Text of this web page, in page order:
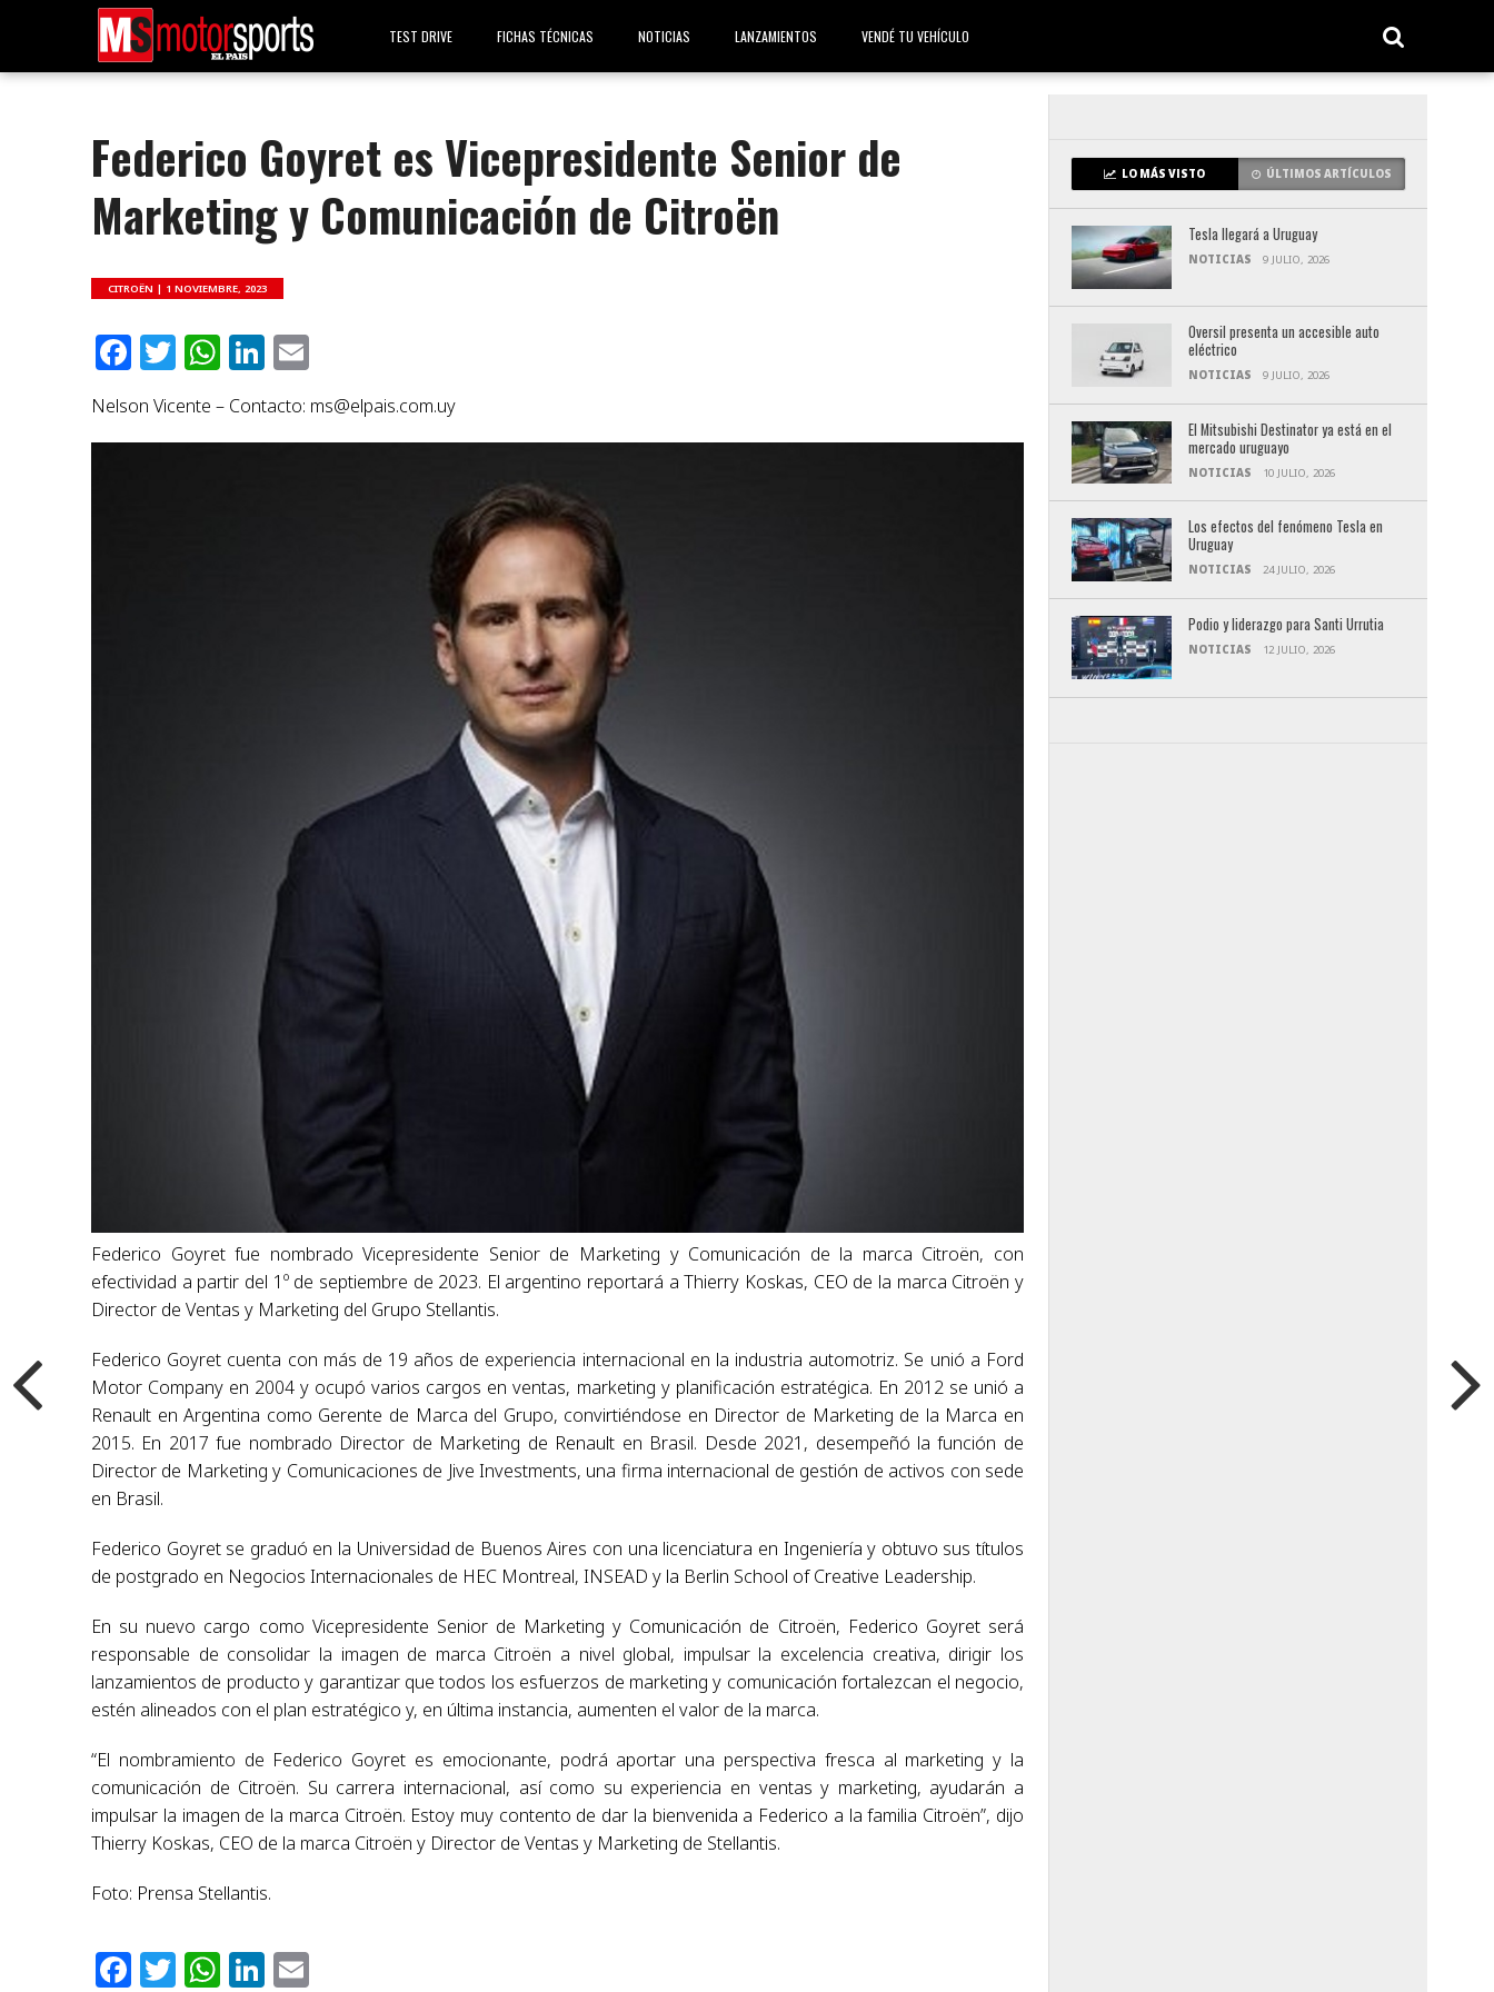
TEST DRIVE FICHAS TÉCNICAS NOTICIAS LANZAMIENTOS VENDÉ TU VEHÍCULO
Federico Goyret es Vicepresidente Senior de
Marketing y Comunicación de Citroën
CITROËN | 1 NOVIEMBRE, 2023
Facebook
Twitter
WhatsApp
LinkedIn
Nelson Vicente – Contacto: ms@elpais.com.uy
Federico Goyret fue nombrado Vicepresidente Senior de Marketing y Comunicación de la marca Citroën, con
efectividad a partir del 1º de septiembre de 2023. El argentino reportará a Thierry Koskas, CEO de la marca Citroën y
Director de Ventas y Marketing del Grupo Stellantis.
Federico Goyret cuenta con más de 19 años de experiencia internacional en la industria automotriz. Se unió a Ford
Motor Company en 2004 y ocupó varios cargos en ventas, marketing y planificación estratégica. En 2012 se unió a
Renault en Argentina como Gerente de Marca del Grupo, convirtiéndose en Director de Marketing de la Marca en
2015. En 2017 fue nombrado Director de Marketing de Renault en Brasil. Desde 2021, desempeñó la función de
Director de Marketing y Comunicaciones de Jive Investments, una firma internacional de gestión de activos con sede
en Brasil.
Federico Goyret se graduó en la Universidad de Buenos Aires con una licenciatura en Ingeniería y obtuvo sus títulos
de postgrado en Negocios Internacionales de HEC Montreal, INSEAD y la Berlin School of Creative Leadership.
En su nuevo cargo como Vicepresidente Senior de Marketing y Comunicación de Citroën, Federico Goyret será
responsable de consolidar la imagen de marca Citroën a nivel global, impulsar la excelencia creativa, dirigir los
lanzamientos de producto y garantizar que todos los esfuerzos de marketing y comunicación fortalezcan el negocio,
estén alineados con el plan estratégico y, en última instancia, aumenten el valor de la marca.
“El nombramiento de Federico Goyret es emocionante, podrá aportar una perspectiva fresca al marketing y la
comunicación de Citroën. Su carrera internacional, así como su experiencia en ventas y marketing, ayudarán a
impulsar la imagen de la marca Citroën. Estoy muy contento de dar la bienvenida a Federico a la familia Citroën”, dijo
Thierry Koskas, CEO de la marca Citroën y Director de Ventas y Marketing de Stellantis.
Foto: Prensa Stellantis.
Facebook
Twitter
WhatsApp
LinkedIn
LO MÁS VISTO ÚLTIMOS ARTÍCULOS
Tesla llegará a Uruguay
NOTICIAS 9 JULIO, 2026
Oversil presenta un accesible auto
eléctrico
NOTICIAS 9 JULIO, 2026
El Mitsubishi Destinator ya está en el
mercado uruguayo
NOTICIAS 10 JULIO, 2026
Los efectos del fenómeno Tesla en
Uruguay
NOTICIAS 24 JULIO, 2026
Podio y liderazgo para Santi Urrutia
NOTICIAS 12 JULIO, 2026